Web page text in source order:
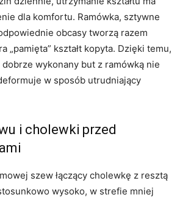
dla komfortu. Ramówka, sztywne
obcasy tworzą razem
„pamięta” kształt kopyta. Dzięki temu,
wykonany but z ramówką nie
w sposób utrudniający
i cholewki przed
szew łączący cholewkę z resztą
wysoko, w strefie mniej